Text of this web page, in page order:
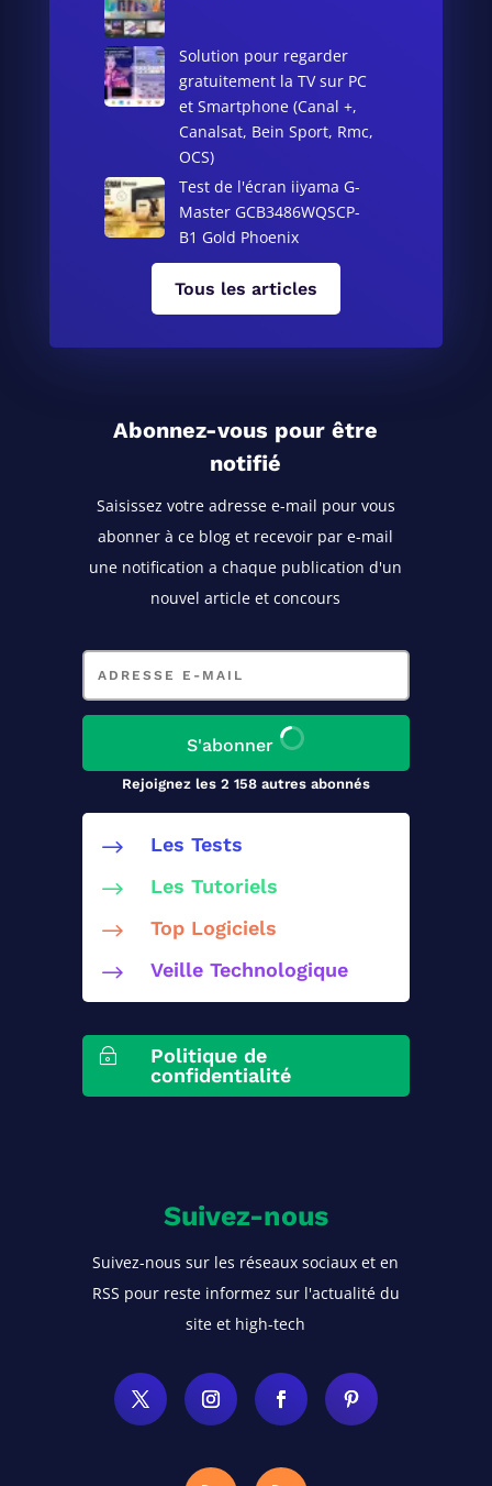
Solution pour regarder
gratuitement la TV sur PC
et Smartphone (Canal +,
Canalsat, Bein Sport, Rmc,
OCS)
Test de l'écran iiyama G-
Master GCB3486WQSCP-
B1 Gold Phoenix
Tous les articles
Abonnez-vous pour être
notifié
Saisissez votre adresse e-mail pour vous
abonner à ce blog et recevoir par e-mail
une notification a chaque publication d'un
nouvel article et concours
Adresse
mail
S'abonner
Rejoignez les 2 158 autres abonnés
$ Les Tests
$ Les Tutoriels
$ Top Logiciels
$ Veille Technologique
~
Politique de
confidentialité
Suivez-nous
Suivez-nous sur les réseaux sociaux et en
RSS pour reste informez sur l'actualité du
site et high-tech